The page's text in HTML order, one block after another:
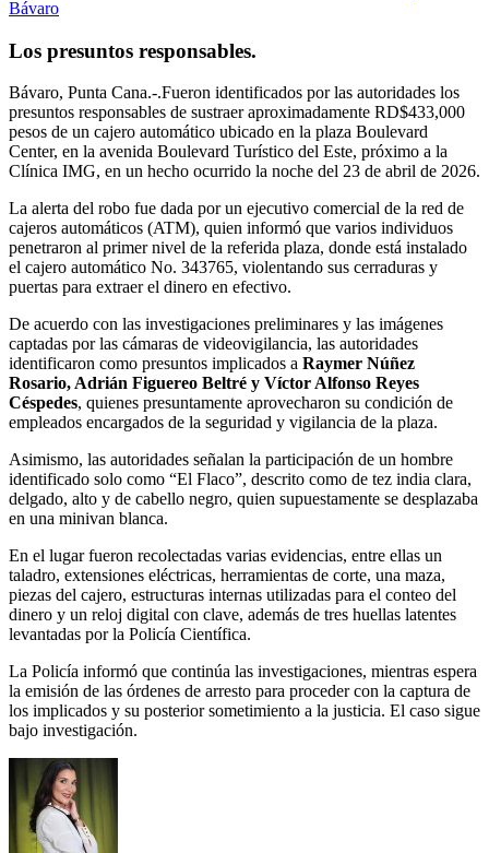
Los presuntos responsables.
Bávaro, Punta Cana.-.Fueron identificados por las autoridades los
presuntos responsables de sustraer aproximadamente RD$433,000
pesos de un cajero automático ubicado en la plaza Boulevard
Center, en la avenida Boulevard Turístico del Este, próximo a la
Clínica IMG, en un hecho ocurrido la noche del 23 de abril de 2026.
La alerta del robo fue dada por un ejecutivo comercial de la red de
cajeros automáticos (ATM), quien informó que varios individuos
penetraron al primer nivel de la referida plaza, donde está instalado
el cajero automático No. 343765, violentando sus cerraduras y
puertas para extraer el dinero en efectivo.
De acuerdo con las investigaciones preliminares y las imágenes
captadas por las cámaras de videovigilancia, las autoridades
identificaron como presuntos implicados a Raymer Núñez
Rosario, Adrián Figuereo Beltré y Víctor Alfonso Reyes
Céspedes, quienes presuntamente aprovecharon su condición de
empleados encargados de la seguridad y vigilancia de la plaza.
Asimismo, las autoridades señalan la participación de un hombre
identificado solo como “El Flaco”, descrito como de tez india clara,
delgado, alto y de cabello negro, quien supuestamente se desplazaba
en una minivan blanca.
En el lugar fueron recolectadas varias evidencias, entre ellas un
taladro, extensiones eléctricas, herramientas de corte, una maza,
piezas del cajero, estructuras internas utilizadas para el conteo del
dinero y un reloj digital con clave, además de tres huellas latentes
levantadas por la Policía Científica.
La Policía informó que continúa las investigaciones, mientras espera
la emisión de las órdenes de arresto para proceder con la captura de
los implicados y su posterior sometimiento a la justicia. El caso sigue
bajo investigación.